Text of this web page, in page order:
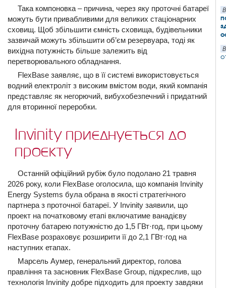
Така компоновка – причина, через яку проточні батареї
можуть бути привабливими для великих стаціонарних
сховищ. Щоб збільшити ємність сховища, будівельники
зазвичай можуть збільшити об’єм резервуара, тоді як
вихідна потужність більше залежить від
перетворювального обладнання.
FlexBase заявляє, що в її системі використовується
водний електроліт з високим вмістом води, який компанія
представляє як негорючий, вибухобезпечний і придатний
для вторинної переробки.
Invinity приєднується до
проєкту
Останній офіційний рубіж було подолано 21 травня
2026 року, коли FlexBase оголосила, що компанія Invinity
Energy Systems була обрана в якості стратегічного
партнера з проточної батареї. У Invinity заявили, що
проект на початковому етапі включатиме ванадієву
проточну батарею потужністю до 1,5 ГВт·год, при цьому
FlexBase розраховує розширити її до 2,1 ГВт·год на
наступних етапах.
Марсель Аумер, генеральний директор, голова
правління та засновник FlexBase Group, підкреслив, що
технологія Invinity добре підходить для проекту завдяки